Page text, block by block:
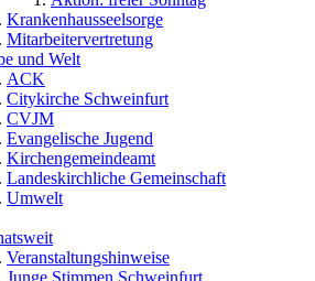
Krankenhausseelsorge
Mitarbeitervertretung
und Welt
ACK
Citykirche Schweinfurt
CVJM
Evangelische Jugend
Kirchengemeindeamt
Landeskirchliche Gemeinschaft
Umwelt
Veranstaltungshinweise
Junge Stimmen Schweinfurt